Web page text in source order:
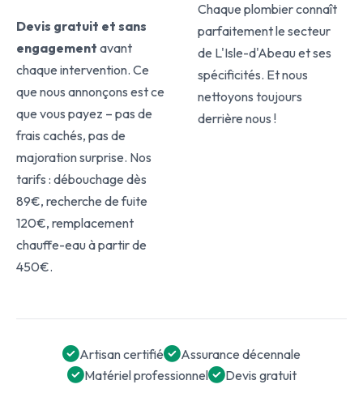
Devis gratuit et sans
engagement avant
chaque intervention. Ce
que nous annonçons est ce
que vous payez – pas de
frais cachés, pas de
majoration surprise. Nos
tarifs : débouchage dès
89€, recherche de fuite
120€, remplacement
chauffe-eau à partir de
450€.
Chaque plombier connaît
parfaitement le secteur
de L'Isle-d'Abeau et ses
spécificités. Et nous
nettoyons toujours
derrière nous !
Artisan certifié
Assurance décennale
Matériel professionnel
Devis gratuit